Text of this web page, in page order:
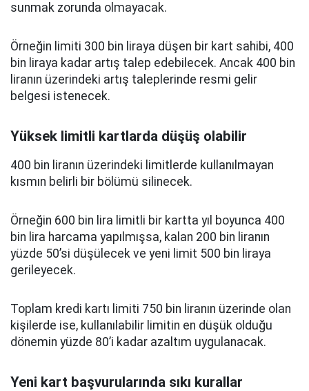
sunmak zorunda olmayacak.
Örneğin limiti 300 bin liraya düşen bir kart sahibi, 400
bin liraya kadar artış talep edebilecek. Ancak 400 bin
liranın üzerindeki artış taleplerinde resmi gelir
belgesi istenecek.
Yüksek limitli kartlarda düşüş olabilir
400 bin liranın üzerindeki limitlerde kullanılmayan
kısmın belirli bir bölümü silinecek.
Örneğin 600 bin lira limitli bir kartta yıl boyunca 400
bin lira harcama yapılmışsa, kalan 200 bin liranın
yüzde 50’si düşülecek ve yeni limit 500 bin liraya
gerileyecek.
Toplam kredi kartı limiti 750 bin liranın üzerinde olan
kişilerde ise, kullanılabilir limitin en düşük olduğu
dönemin yüzde 80’i kadar azaltım uygulanacak.
Yeni kart başvurularında sıkı kurallar